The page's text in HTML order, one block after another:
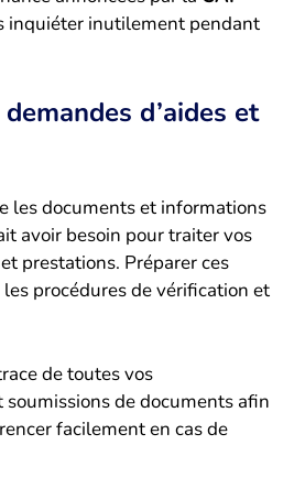
inquiéter inutilement pendant
d’aides et
les documents et informations
avoir besoin pour traiter vos
prestations. Préparer ces
procédures de vérification et
de toutes vos
de documents afin
facilement en cas de